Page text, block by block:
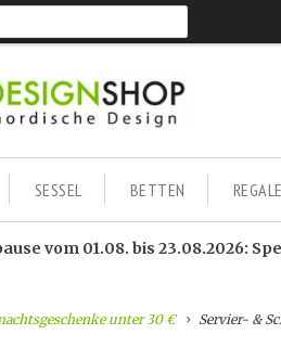
SESSEL BETTEN
vom 01.08. bis 23.08.2026:
unter 30 € Servier- &